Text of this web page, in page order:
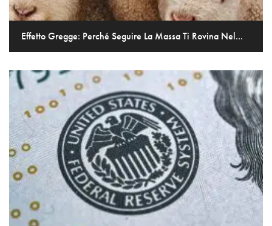
Effetto Gregge: Perché Seguire La Massa Ti Rovina Nel...